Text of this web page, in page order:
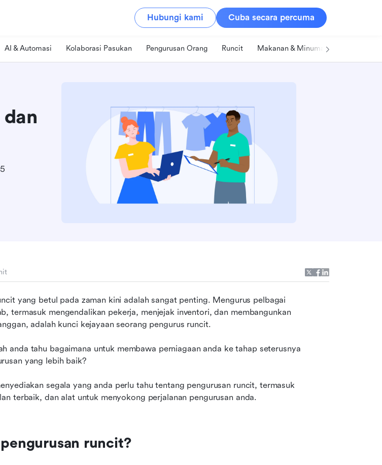
Hubungi kami Cuba secara percuma
AI & Automasi Kolaborasi Pasukan Pengurusan Orang Runcit Makanan & Minuman
yang betul pada zaman kini adalah sangat penting. Mengurus pelbagai
termasuk mengendalikan pekerja, menjejak inventori, dan membangunkan
adalah kunci kejayaan seorang pengurus runcit.
anda tahu bagaimana untuk membawa perniagaan anda ke tahap seterusnya
yang lebih baik?
segala yang anda perlu tahu tentang pengurusan runcit, termasuk
terbaik, dan alat untuk menyokong perjalanan pengurusan anda.
runcit?